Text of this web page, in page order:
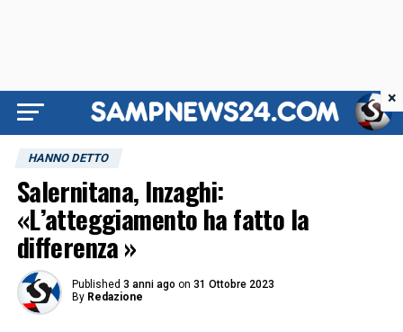
HANNO DETTO
Salernitana, Inzaghi:
«L’atteggiamento ha fatto la
differenza »
Published 3 anni ago on 31 Ottobre 2023
By Redazione
×